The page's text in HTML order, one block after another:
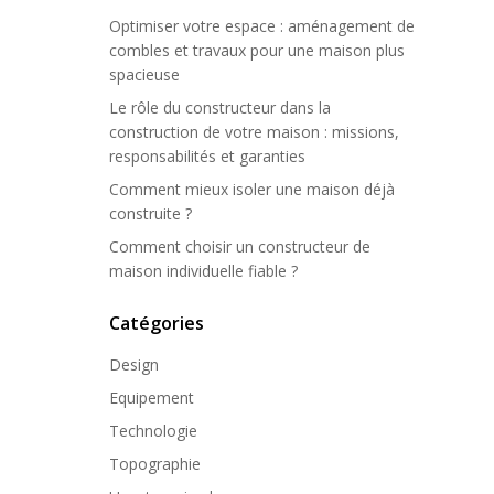
Optimiser votre espace : aménagement de
combles et travaux pour une maison plus
spacieuse
Le rôle du constructeur dans la
construction de votre maison : missions,
responsabilités et garanties
Comment mieux isoler une maison déjà
construite ?
Comment choisir un constructeur de
maison individuelle fiable ?
Catégories
Design
Equipement
Technologie
Topographie